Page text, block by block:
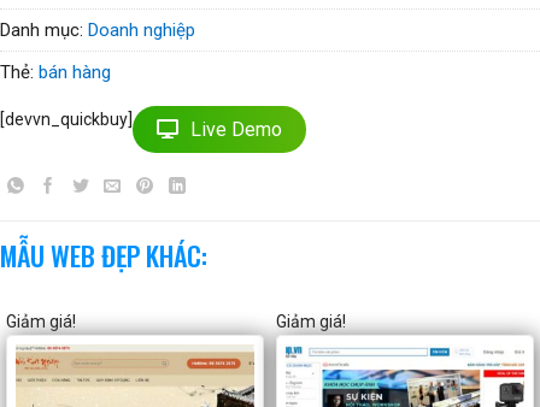
Danh mục: Doanh nghiệp
Thẻ: bán hàng
[devvn_quickbuy] Live Demo
MẪU WEB ĐẸP KHÁC:
Giảm giá! Giảm giá!